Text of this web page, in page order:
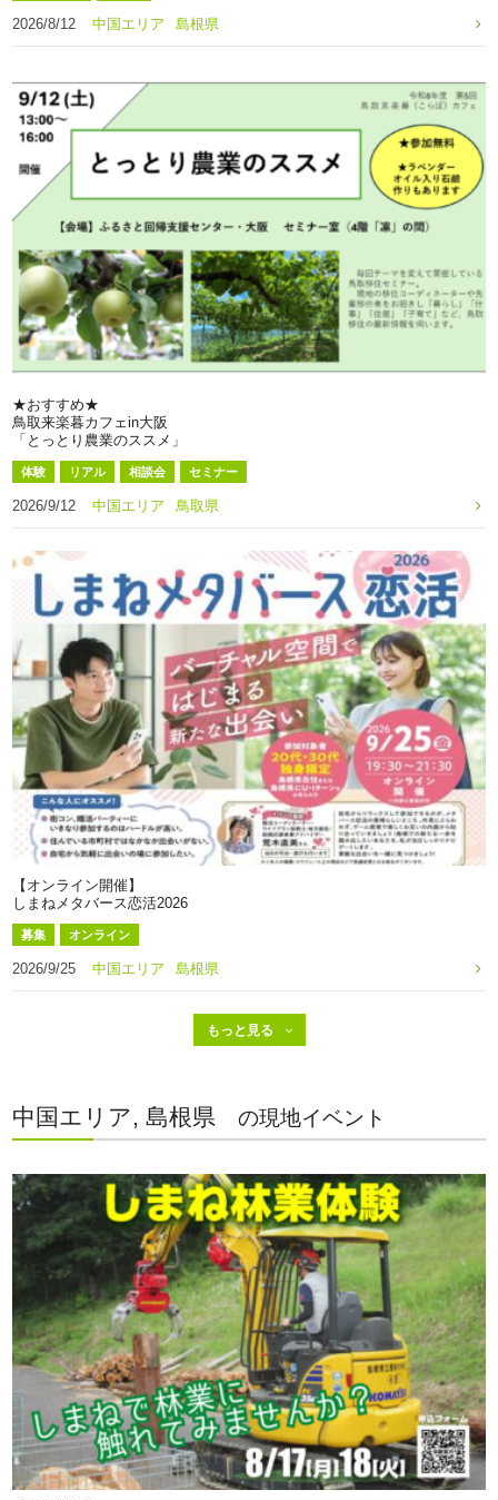
2026/8/12 中国エリア 島根県
★おすすめ★
鳥取来楽暮カフェin大阪
「とっとり農業のススメ」
体験 リアル 相談会 セミナー
2026/9/12 中国エリア 鳥取県
【オンライン開催】
しまねメタバース恋活2026
募集 オンライン
2026/9/25 中国エリア 島根県
中国エリア, 島根県 の現地イベント